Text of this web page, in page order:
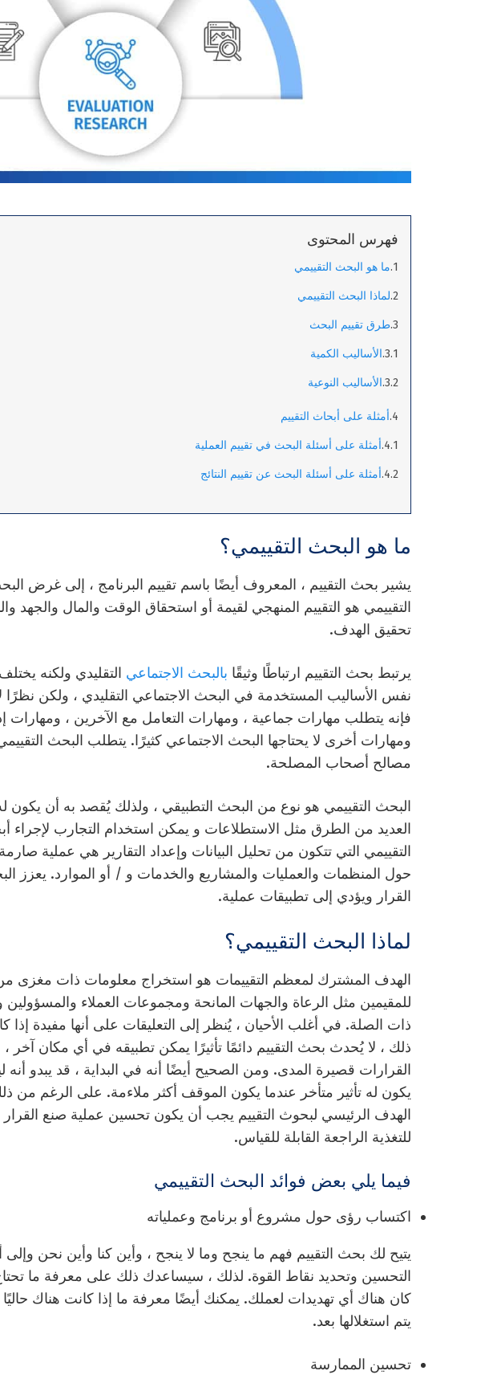
فهرس المحتوى
ما هو البحث التقييمي
لماذا البحث التقييمي
طرق تقييم البحث
الأساليب الكمية
الأساليب النوعية
أمثلة على أبحاث التقييم
أمثلة على أسئلة البحث في تقييم العملية
أمثلة على أسئلة البحث عن تقييم النتائج
ما هو البحث التقييمي؟
يشير بحث التقييم ، المعروف أيضًا باسم تقييم البرنامج ، إلى غرض
التقييمي هو التقييم المنهجي لقيمة أو استحقاق الوقت والمال والجهد
تحقيق الهدف.
يرتبط بحث التقييم ارتباطًا وثيقًا بالبحث الاجتماعي التقليدي ولكنه
نفس الأساليب المستخدمة في البحث الاجتماعي التقليدي ، ولكن
فإنه يتطلب مهارات جماعية ، ومهارات التعامل مع الآخرين ، ومهارات
ومهارات أخرى لا يحتاجها البحث الاجتماعي كثيرًا. يتطلب البحث
مصالح أصحاب المصلحة.
البحث التقييمي هو نوع من البحث التطبيقي ، ولذلك يُقصد به أن يكون
العديد من الطرق مثل الاستطلاعات و يمكن استخدام التجارب لإجراء
التقييمي التي تتكون من تحليل البيانات وإعداد التقارير هي عملية
حول المنظمات والعمليات والمشاريع والخدمات و / أو الموارد. يعزز
القرار ويؤدي إلى تطبيقات عملية.
لماذا البحث التقييمي؟
الهدف المشترك لمعظم التقييمات هو استخراج معلومات ذات مغزى
للمقيمين مثل الرعاة والجهات المانحة ومجموعات العملاء
ذات الصلة. في أغلب الأحيان ، يُنظر إلى التعليقات على أنها مفيدة إذا
ذلك ، لا يُحدث بحث التقييم دائمًا تأثيرًا يمكن تطبيقه في أي مكان آخر ،
القرارات قصيرة المدى. ومن الصحيح أيضًا أنه في البداية ، قد يبدو
يكون له تأثير متأخر عندما يكون الموقف أكثر ملاءمة. على الرغم من
الهدف الرئيسي لبحوث التقييم يجب أن يكون تحسين عملية صنع القرار
للتغذية الراجعة القابلة للقياس.
فيما يلي بعض فوائد البحث التقييمي
اكتساب رؤى حول مشروع أو برنامج وعملياته
يتيح لك بحث التقييم فهم ما ينجح وما لا ينجح ، وأين كنا وأين نحن وإلى
التحسين وتحديد نقاط القوة. لذلك ، سيساعدك ذلك على معرفة ما تحتاج
كان هناك أي تهديدات لعملك. يمكنك أيضًا معرفة ما إذا كانت هناك
يتم استغلالها بعد.
تحسين الممارسة